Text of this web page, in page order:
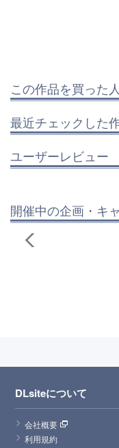
この作品を買った
最近チェックした
ユーザーレビュー
開催中の企画・キ
DLsiteについて
会社概要
利用規約